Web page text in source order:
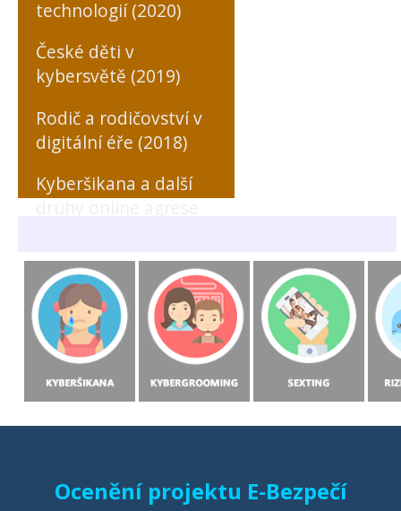
technologií (2020)
České děti v
kybersvětě (2019)
Rodič a rodičovství v
digitální éře (2018)
Kyberšikana a další
(MONO, 2018)
Rizikové formy
chování českých a
slovenských dětí v
prostředí internetu
(MONO, 2015)
Sexting a rizikové
Ocenění projektu E-Bezpečí